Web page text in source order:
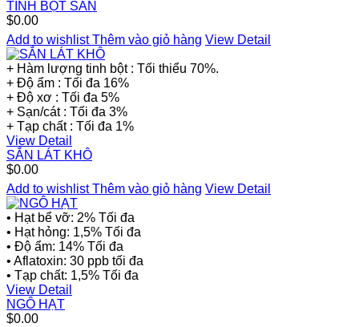
TINH BỘT SẮN
$0.00
Add to wishlist Thêm vào giỏ hàng View Detail
+ Hàm lượng tinh bột : Tối thiểu 70%.
+ Độ ẩm : Tối đa 16%
+ Độ xơ : Tối đa 5%
+ Sạn/cát : Tối đa 3%
+ Tạp chất : Tối đa 1%
View Detail
SẮN LÁT KHÔ
$0.00
Add to wishlist Thêm vào giỏ hàng View Detail
• Hạt bể vỡ: 2% Tối đa
• Hạt hỏng: 1,5% Tối đa
• Độ ẩm: 14% Tối đa
• Aflatoxin: 30 ppb tối đa
• Tạp chất: 1,5% Tối đa
View Detail
NGÔ HẠT
$0.00